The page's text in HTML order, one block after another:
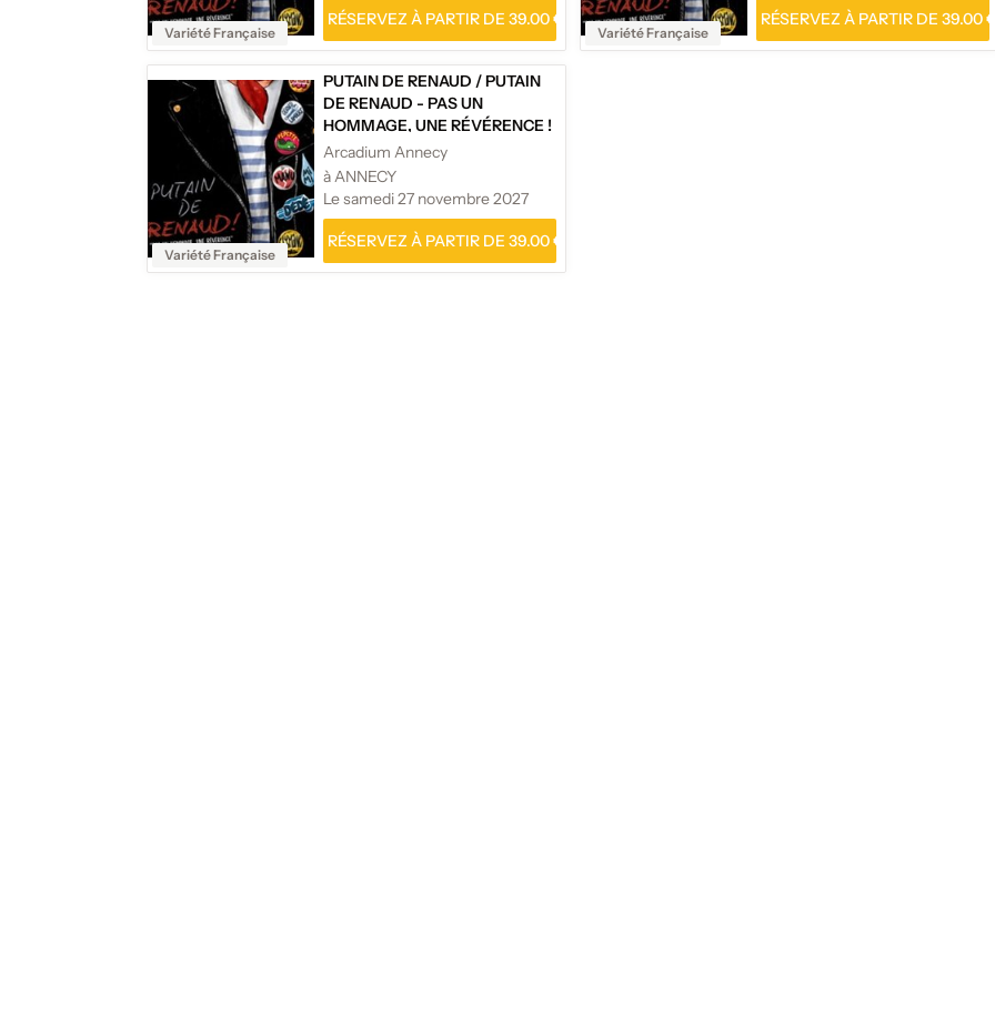
Variété Française
RÉSERVEZ À PARTIR DE 39.00 €
Variété Française
RÉSERVEZ À PARTIR DE 39.00
Variété Française
PUTAIN DE RENAUD /PUTAIN
DE RENAUD - PAS UN
HOMMAGE, UNE RÉVÉRENCE !
Arcadium Annecy
à ANNECY
Le samedi 27 novembre 2027
RÉSERVEZ À PARTIR DE 39.00 €